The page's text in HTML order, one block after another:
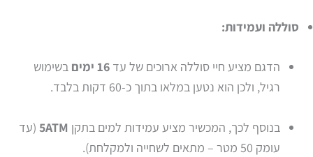
סוללה ועמידות:
הדגם מציע חיי סוללה ארוכים של עד 16 ימים
בשימוש
רגיל, ולכן הוא נטען במלאו בתוך כ-60 דקות בלבד.
בנוסף לכך, המכשיר מציע עמידות למים בתקן 5ATM (עד
עומק 50 מטר – מתאים לשחייה ולמקלחת).